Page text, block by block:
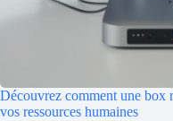
Découvrez comment une box
vos ressources humaines